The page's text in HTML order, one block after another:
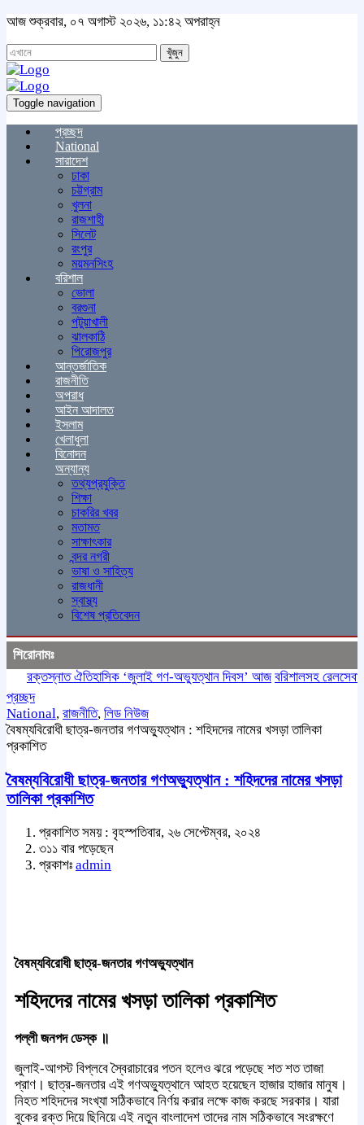
আজ শুক্রবার, ০৭ অগাস্ট ২০২৬, ১১:৪২ অপরাহ্ন
খুঁজুন
Toggle navigation
প্রচ্ছদ
National
সারাদেশ
ঢাকা
চট্টগ্রাম
খুলনা
রাজশাহী
সিলেট
রংপুর
ময়মনসিংহ
বরিশাল
ভোলা
বরগুনা
পটুয়াখালী
ঝালকাঠি
পিরোজপুর
আন্তর্জাতিক
রাজনীতি
অপরাধ
আইন আদালত
ইসলাম
খেলাধুলা
বিনোদন
অন্যান্য
তথ্যপ্রযুক্তি
শিক্ষা
চাকরির খবর
মতামত
সাক্ষাৎকার
বন্দর নগরী
ভাষা ও সাহিত্য
রাজধানী
স্বাস্থ্য
বিশেষ প্রতিবেদন
শিরোনামঃ
রক্তস্নাত ঐতিহাসিক ‌‘জুলাই গণ-অভ্যুত্থান দিবস’ আজ বরিশালসহ রেলসেবা
প্রচ্ছদ
National, রাজনীতি, লিড নিউজ
বৈষম্যবিরোধী ছাত্র-জনতার গণঅভ্যুত্থান : শহিদদের নামের খসড়া তালিকা
প্রকাশিত
বৈষম্যবিরোধী ছাত্র-জনতার গণঅভ্যুত্থান : শহিদদের নামের খসড়া
তালিকা প্রকাশিত
প্রকাশিত সময় : বৃহস্পতিবার, ২৬ সেপ্টেম্বর, ২০২৪
৩১১ বার পড়েছেন
প্রকাশঃ admin
বৈষম্যবিরোধী ছাত্র-জনতার গণঅভ্যুত্থান
শহিদদের নামের খসড়া তালিকা প্রকাশিত
পল্লী জনপদ ডেস্ক ॥
জুলাই-আগস্ট বিপ্লবে স্বৈরাচারের পতন হলেও ঝরে পড়েছে শত শত তাজা
প্রাণ। ছাত্র-জনতার এই গণঅভ্যুত্থানে আহত হয়েছেন হাজার হাজার মানুষ।
নিহত শহিদদের সংখ্যা সঠিকভাবে নির্ণয় করার লক্ষে কাজ করছে সরকার। যারা
বুকের রক্ত দিয়ে ছিনিয়ে এই নতুন বাংলাদেশ তাদের নাম সঠিকভাবে সংরক্ষণে